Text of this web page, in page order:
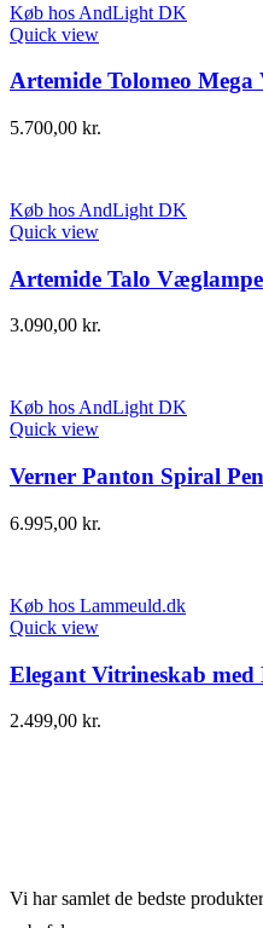
Køb hos AndLight DK
Quick view
Artemide Tolomeo
5.700,00 kr.
Køb hos AndLight DK
Quick view
Artemide Talo
3.090,00 kr.
Køb hos AndLight DK
Quick view
Verner Panton Spiral
6.995,00 kr.
Køb hos Lammeuld.dk
Quick view
Elegant Vitrineskab
2.499,00 kr.
Vi har samlet de bedste